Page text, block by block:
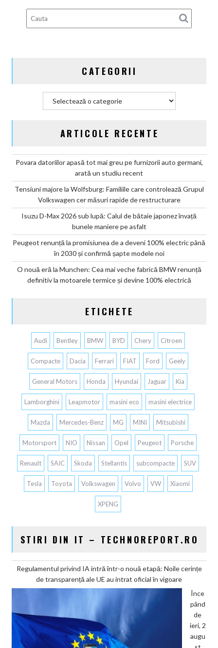
electric
până
modele
CATEGORII
ARTICOLE RECENTE
Povara datoriilor apasă tot mai greu pe furnizorii auto germani,
arată un studiu recent
Tensiuni majore la Wolfsburg: Familiile care controlează Grupul
Volkswagen cer măsuri rapide de restructurare
Isuzu D-Max 2026 sub lupă: Calul de bătaie japonez învață
bunele maniere pe asfalt
Peugeot renunță la promisiunea de a deveni 100% electric până
în 2030 și confirmă șapte modele noi
O nouă eră la Munchen: Cea mai veche fabrică BMW renunță
definitiv la motoarele termice și devine 100% electrică
ETICHETE
Audi Bentley BMW BYD Chery Citroen
Compacte Dacia Ferrari FIAT Ford Geely
General Motors Honda Hyundai Jaguar Kia
Lamborghini Leapmotor masini eco masini electrice
Mazda Mercedes-Benz MG MINI Mitsubishi
Motorsport NIO Nissan Opel Peugeot Porsche
Renault SAIC Skoda Stellantis subcompacte SUV
Tesla Toyota Volkswagen Volvo VW Xiaomi
XPENG
STIRI DIN IT – TECHNOREPORT.RO
Regulamentul privind IA intră într-o nouă etapă: Noile cerințe
de transparență ale UE au intrat oficial în vigoare
Înce
pând
de
ieri, 2
augu